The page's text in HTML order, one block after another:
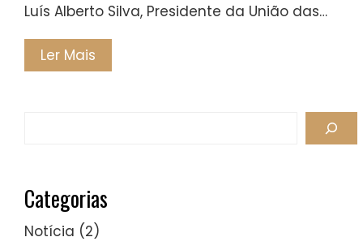
Luís Alberto Silva, Presidente da União das…
Ler Mais
Categorias
Notícia (2)